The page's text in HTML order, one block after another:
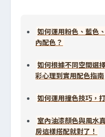
如何運用粉色、藍色
內配色？
如何根據不同空間選
彩心理到實用配色指南
如何運用撞色技巧，
室內油漆顏色與風
房這樣搭配就對了！